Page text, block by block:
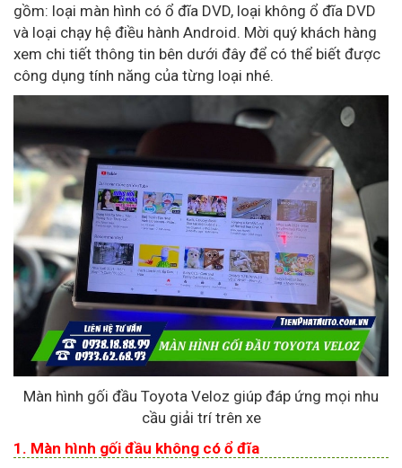
gồm: loại màn hình có ổ đĩa DVD, loại không ổ đĩa DVD
và loại chạy hệ điều hành Android. Mời quý khách hàng
xem chi tiết thông tin bên dưới đây để có thể biết được
công dụng tính năng của từng loại nhé.
Màn hình gối đầu Toyota Veloz giúp đáp ứng mọi nhu
cầu giải trí trên xe
1. Màn hình gối đầu không có ổ đĩa